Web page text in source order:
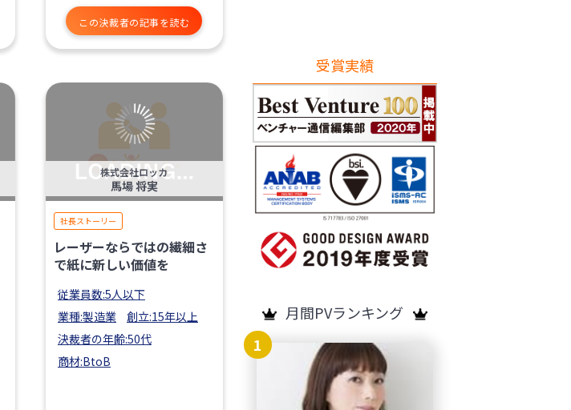
この決裁者の記事を読む
株式会社ロッカ
馬場 将実
社長ストーリー
レーザーならではの繊細さ
で紙に新しい価値を
従業員数:5人以下
業種:製造業
創立:15年以上
決裁者の年齢:50代
商材:BtoB
受賞実績
月間PVランキング
1